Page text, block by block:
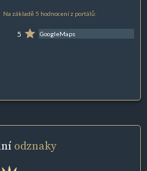
Na základě 5 hodnocení z portálů:
5 GoogleMaps
odznaky